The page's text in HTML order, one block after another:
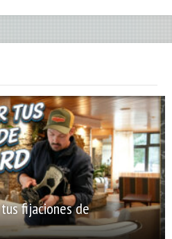
fijaciones de